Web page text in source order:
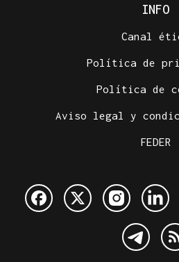
INFO
Canal
Política de
Política de
Aviso legal y
FEDER